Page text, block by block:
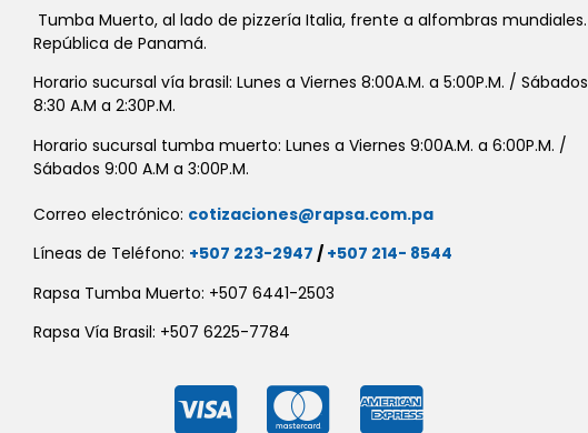
Tumba Muerto, al lado de pizzería Italia, frente a alfombras mundiales.
República de Panamá.
Horario sucursal vía brasil: Lunes a Viernes 8:00A.M. a 5:00P.M. / Sábados
8:30 A.M a 2:30P.M.
Horario sucursal tumba muerto: Lunes a Viernes 9:00A.M. a 6:00P.M. /
Sábados 9:00 A.M a 3:00P.M.
Correo electrónico: cotizaciones@rapsa.com.pa
Líneas de Teléfono: +507 223-2947 / +507 214- 8544
Rapsa Tumba Muerto: +507 6441-2503
Rapsa Vía Brasil: +507 6225-7784